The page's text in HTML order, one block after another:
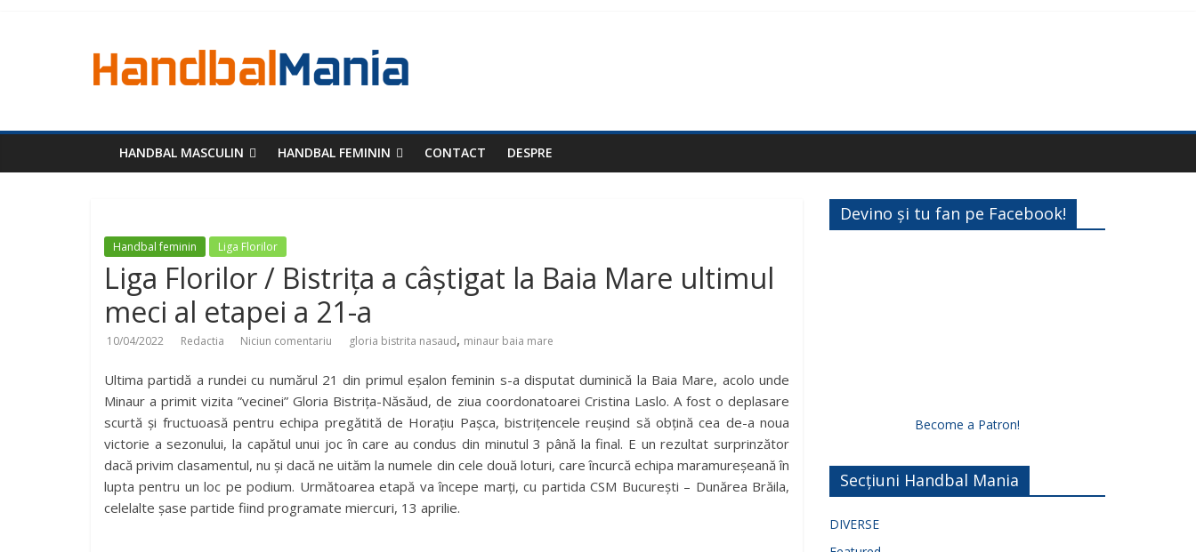
HANDBAL MASCULIN HANDBAL FEMININ CONTACT DESPRE
Handbal feminin Liga Florilor
Liga Florilor / Bistrița a câștigat la Baia Mare ultimul
meci al etapei a 21-a
10/04/2022 Redactia Niciun comentariu gloria bistrita nasaud, minaur baia mare
Ultima partidă a rundei cu numărul 21 din primul eșalon feminin s-a disputat duminică la Baia Mare, acolo unde
Minaur a primit vizita ”vecinei” Gloria Bistrița-Năsăud, de ziua coordonatoarei Cristina Laslo. A fost o deplasare
scurtă și fructuoasă pentru echipa pregătită de Horațiu Pașca, bistrițencele reușind să obțină cea de-a noua
victorie a sezonului, la capătul unui joc în care au condus din minutul 3 până la final. E un rezultat surprinzător
dacă privim clasamentul, nu și dacă ne uităm la numele din cele două loturi, care încurcă echipa maramureșeană în
lupta pentru un loc pe podium. Următoarea etapă va începe marți, cu partida CSM București – Dunărea Brăila,
celelalte șase partide fiind programate miercuri, 13 aprilie.
Devino și tu fan pe Facebook!
Become a Patron!
Secțiuni Handbal Mania
DIVERSE